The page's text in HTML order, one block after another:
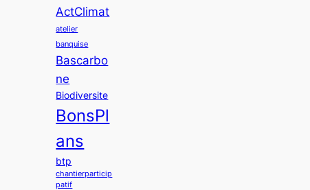
ActClimat
atelier
banquise
Bascarbo
ne
Biodiversite
BonsPl
ans
btp
chantierparticip
patif